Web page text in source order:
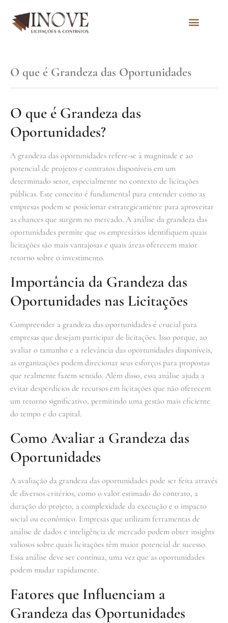
O que é Grandeza das Oportunidades
O que é Grandeza das
Oportunidades?
A grandeza das oportunidades refere-se à magnitude e ao
potencial de projetos e contratos disponíveis em um
determinado setor, especialmente no contexto de licitações
públicas. Este conceito é fundamental para entender como as
empresas podem se posicionar estrategicamente para aproveitar
as chances que surgem no mercado. A análise da grandeza das
oportunidades permite que os empresários identifiquem quais
licitações são mais vantajosas e quais áreas oferecem maior
retorno sobre o investimento.
Importância da Grandeza das
Oportunidades nas Licitações
Compreender a grandeza das oportunidades é crucial para
empresas que desejam participar de licitações. Isso porque, ao
avaliar o tamanho e a relevância das oportunidades disponíveis,
as organizações podem direcionar seus esforços para propostas
que realmente fazem sentido. Além disso, essa análise ajuda a
evitar desperdícios de recursos em licitações que não oferecem
um retorno significativo, permitindo uma gestão mais eficiente
do tempo e do capital.
Como Avaliar a Grandeza das
Oportunidades
A avaliação da grandeza das oportunidades pode ser feita através
de diversos critérios, como o valor estimado do contrato, a
duração do projeto, a complexidade da execução e o impacto
social ou econômico. Empresas que utilizam ferramentas de
análise de dados e inteligência de mercado podem obter insights
valiosos sobre quais licitações têm maior potencial de sucesso.
Essa análise deve ser contínua, uma vez que as oportunidades
podem mudar rapidamente.
Fatores que Influenciam a
Grandeza das Oportunidades